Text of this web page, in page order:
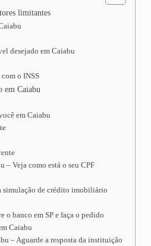
limitantes
desejado em Caiabu
o INSS
em Caiabu
em Caiabu
Veja como está o seu CPF
simulação de crédito imobiliário
banco em SP e faça o pedido
Caiabu
– Aguarde a resposta da instituição